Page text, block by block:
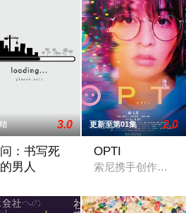
·田川信一(织田裕二)受鉴识课的木
3.0
：书写死
男人
更新至第01集 2.0
OPTI
索尼携手创作者共